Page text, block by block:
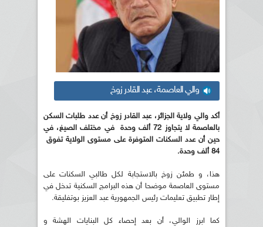
والي العاصمة، عبد القادر زوخ
أكد والي ولاية الجزائر، عبد القادر زوخ أن عدد طلبات السكن
بالعاصمة لا يتجاوز 72 ألف وحدة في مختلف الصيغ، في
حين أن عدد السكنات المتوفرة على مستوى الولاية تفوق
84 ألف وحدة.
هذا، و طمئن زوخ بالاستجابة لكل طالبي السكنات على
مستوى العاصمة موضحا أن هذه البرامج السكنية تدخل في
إطار تطبيق تعليمات رئيس الجمهورية عبد العزيز بوتفليقة.
كما ابرز الوالي، أن بعد إحصاء كل البنايات الهشة و